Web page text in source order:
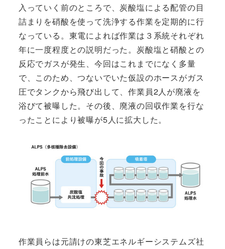
入っていく前のところで、炭酸塩による配管の目
詰まりを硝酸を使って洗浄する作業を定期的に行
なっている。東電によれば作業は３系統それぞれ
年に一度程度との説明だった。炭酸塩と硝酸との
反応でガスが発生、今回はこれまでになく多量
で、このため、つないでいた仮設のホースがガス
圧でタンクから飛び出して、作業員2人が廃液を
浴びて被曝した。その後、廃液の回収作業を行な
ったことにより被曝が5人に拡大した。
作業員らは元請けの東芝エネルギーシステムズ社